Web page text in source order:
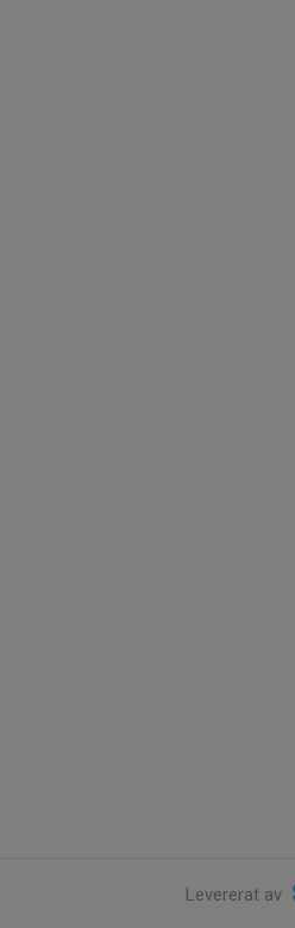
Levererat av